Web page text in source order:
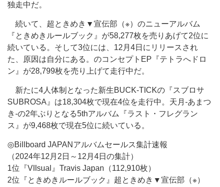
独走中だ。
続いて、超ときめき▼宣伝部（※）のニューアルバム
『ときめきルールブック』が58,277枚を売りあげて2位に
続いている。そして3位には、12月4日にリリースされ
た、原因は自分にある。のコンセプトEP『テトラへドロ
ン』が28,799枚を売り上げて走行中だ。
新たに4人体制となった新生BUCK-TICKの『スブロサ
SUBROSA』は18,304枚で現在4位を走行中。天月-あまつ
き-の2年ぶりとなる5thアルバム『ラスト・フレグラン
ス』が9,468枚で現在5位に続いている。
◎Billboard JAPANアルバムセールス集計速報
（2024年12月2日～12月4日の集計）
1位『VIIsual』Travis Japan（112,910枚）
2位『ときめきルールブック』超ときめき▼宣伝部（※）